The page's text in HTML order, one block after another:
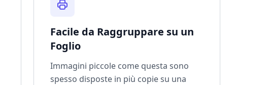
Facile da Raggruppare su un
Foglio
Immagini piccole come questa sono
spesso disposte in più copie su una